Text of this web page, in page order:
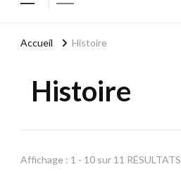
Accueil Histoire
Histoire
Affichage : 1 - 10 sur 11 RÉSULTATS